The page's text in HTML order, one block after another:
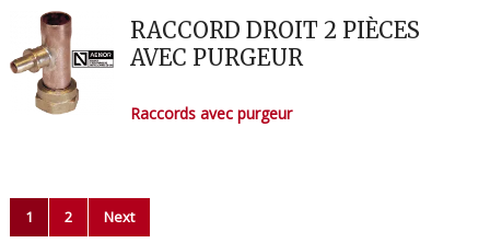
RACCORD DROIT 2 PIÈCES
AVEC PURGEUR
Raccords avec purgeur
Pagination
1 2 Next